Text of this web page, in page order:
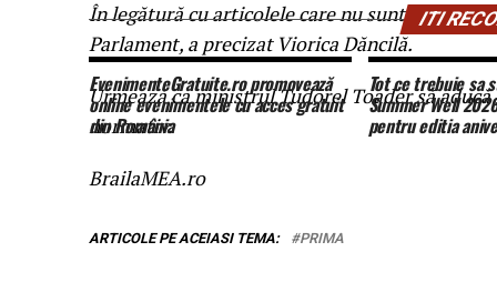
În legătură cu articolele care nu sunt
Parlament, a precizat Viorica Dăncilă.
Urmează ca ministrul Tudorel Toader să
normativ.
BrailaMEA.ro
ARTICOLE PE ACEIASI TEMA: PRIMA
ITI
EvenimenteGratuite.ro promovează
online evenimentele cu acces gratuit
din România
Tot ce trebuie sa
Summer Well
pentru editia